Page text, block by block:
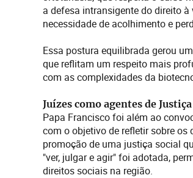
a defesa intransigente do direito
necessidade de acolhimento e
Essa postura equilibrada gerou
que reflitam um respeito mais
com as complexidades da
Juízes como agentes de
Papa Francisco foi além ao
com o objetivo de refletir sobre
promoção de uma justiça social
"ver, julgar e agir" foi adotada,
direitos sociais na região.